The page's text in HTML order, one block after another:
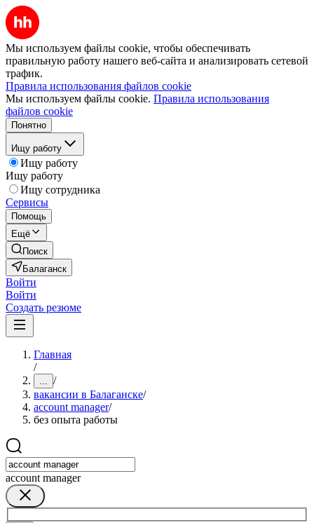
Мы используем файлы cookie, чтобы обеспечивать
правильную работу нашего веб-сайта и анализировать сетевой
трафик.
Правила использования файлов cookie
Мы используем файлы cookie. Правила использования
файлов cookie
Понятно
Ищу работу
Ищу работу
Ищу работу
Ищу сотрудника
Сервисы
Помощь
Ещё
Поиск
Балаганск
Войти
Войти
Создать резюме
Главная
/
... /
вакансии в Балаганске/
account manager/
без опыта работы
account manager